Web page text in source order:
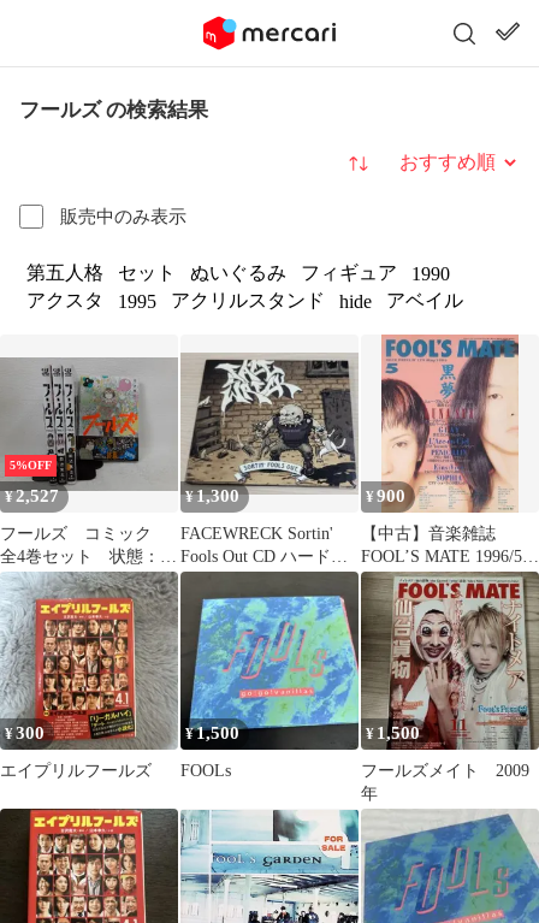
フールズ の検索結果
販売中のみ表示
並び替え
第五人格 セット ぬいぐるみ フィギュア
1990
アクスタ
1995 アクリルスタンド hide アベイル
5%OFF
¥2,527
フールズ コミック
全4巻セット 状態：非
良い
¥1,300
FACEWRECK Sortin'
Fools Out CD ハードコ
ア
¥900
【中古】音楽雑誌
FOOL’S MATE 1996/5
No.175 フールズメイト
¥300
エイプリルフールズ
¥1,500
FOOLs
¥ 1,500
フールズメイト 2009
年